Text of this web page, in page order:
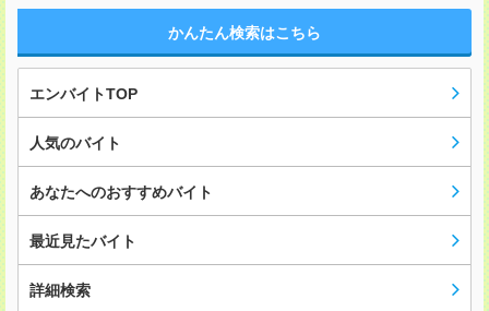
かんたん検索はこちら
エンバイトTOP
人気のバイト
あなたへのおすすめバイト
最近見たバイト
詳細検索